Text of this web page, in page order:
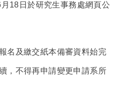
18日於研究生事務處網頁公
名及繳交紙本備審資料始完
，不得再申請變更申請系所